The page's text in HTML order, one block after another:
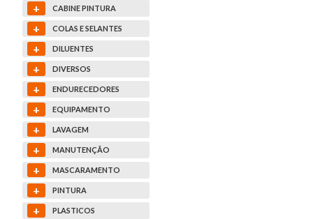
+ CABINE PINTURA
+ COLAS E SELANTES
+ DILUENTES
+ DIVERSOS
+ ENDURECEDORES
+ EQUIPAMENTO
+ LAVAGEM
+ MANUTENÇÃO
+ MASCARAMENTO
+ PINTURA
+ PLASTICOS